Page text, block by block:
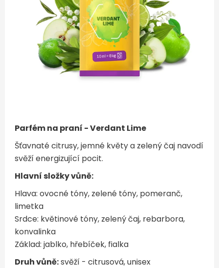
Parfém na praní - Verdant Lime
Šťavnaté citrusy, jemné květy a zelený čaj navodí
svěží energizující pocit.
Hlavní složky vůně:
Hlava: ovocné tóny, zelené tóny, pomeranč,
limetka
Srdce: květinové tóny, zelený čaj, rebarbora,
konvalinka
Základ: jablko, hřebíček, fialka
Druh vůně:svěží - citrusová, unisex